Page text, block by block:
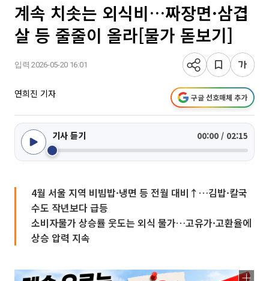
계속 치솟는 외식비…짜장면·삼겹
살 등 줄줄이 올라[물가 돋보기]
입력 2026-05-20 16:01
연희진 기자 구글 선호매체 추가
기사 듣기 00:00 / 02:15
4월 서울 지역 비빔밥·냉면 등 전월 대비↑…김밥·칼국
수도 작년보다 급등
소비자물가 상승률 웃도는 외식 물가…고유가·고환율에
상승 압력 지속